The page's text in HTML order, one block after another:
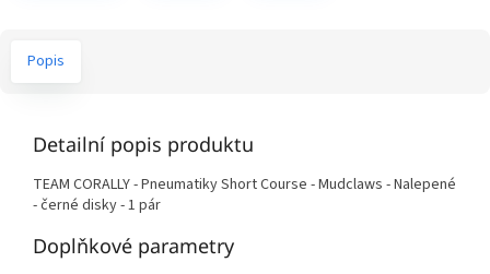
Popis
Detailní popis produktu
TEAM CORALLY - Pneumatiky Short Course - Mudclaws - Nalepené
- černé disky - 1 pár
Doplňkové parametry